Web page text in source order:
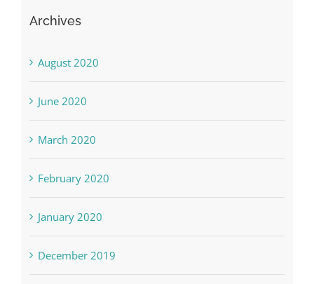
Archives
August 2020
June 2020
March 2020
February 2020
January 2020
December 2019